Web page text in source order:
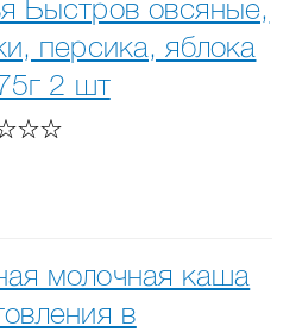
Быстров овсяные,
персика, яблока
2 шт
молочная каша
в